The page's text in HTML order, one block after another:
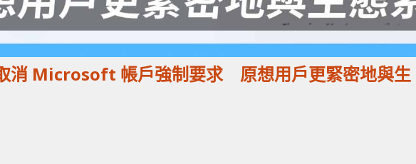
消 Microsoft 帳戶強制要求 原想用戶更緊密地與生